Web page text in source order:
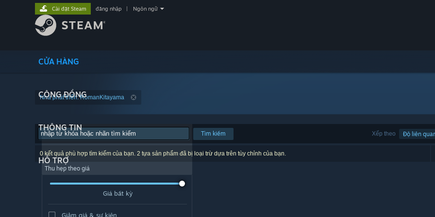
CỬA HÀNG
CỘNG ĐỒNG
THÔNG TIN
HỖ TRỢ
Cài đặt Steam đăng nhập Ngôn ngữ
Nhà phát triển: RomanKitayama
Xếp theo Độ liên
Tìm kiếm
0 kết quả phù hợp tìm kiếm của bạn. 2 tựa sản phẩm đã bị loại trừ dựa trên tùy chỉnh của bạn.
Thu hẹp theo giá
Giá bất kỳ
Giảm giá & sự kiện